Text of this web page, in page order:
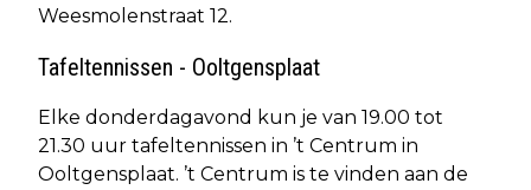
Weesmolenstraat 12.
Tafeltennissen - Ooltgensplaat
Elke donderdagavond kun je van 19.00 tot
21.30 uur tafeltennissen in ’t Centrum in
Ooltgensplaat. ’t Centrum is te vinden aan de